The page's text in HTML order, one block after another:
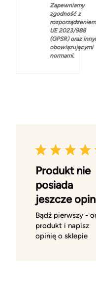
Zapewniamy
zgodność z
rozporządzeniem
UE 2023/988
(GPSR) oraz
obowiązującymi
normami.
Produkt nie
posiada
jeszcze
Bądź pierwszy -
produkt i napisz
opinię o sklepie